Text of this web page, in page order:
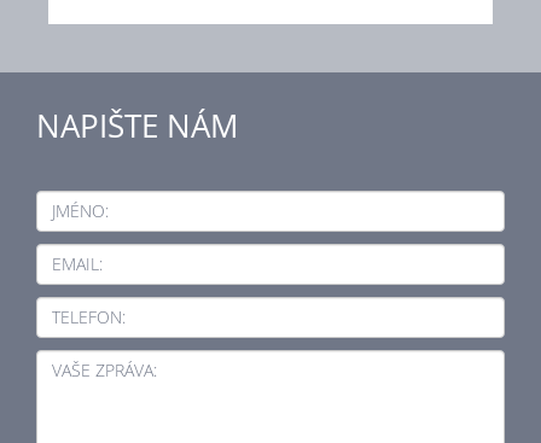
NAPIŠTE NÁM
JMÉNO:
EMAIL:
TELEFON:
VAŠE ZPRÁVA: